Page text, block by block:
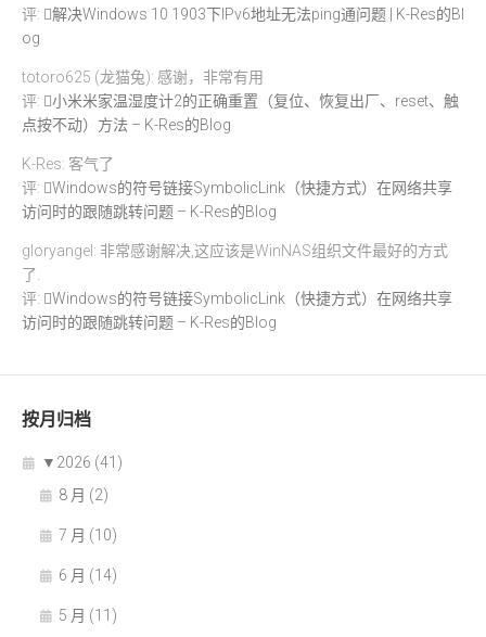
评:
解决Windows 10 1903下IPv6地址无法ping通问题 | K-Res的Bl
og
totoro625 (龙猫兔): 感谢，非常有用
评:
小米米家温湿度计2的正确重置（复位、恢复出厂、reset、触
点按不动）方法 – K-Res的Blog
K-Res: 客气了
评:
Windows的符号链接SymbolicLink（快捷方式）在网络共享
访问时的跟随跳转问题 – K-Res的Blog
gloryangel: 非常感谢解决,这应该是WinNAS组织文件最好的方式
了.
评:
Windows的符号链接SymbolicLink（快捷方式）在网络共享
访问时的跟随跳转问题 – K-Res的Blog
按月归档
▼ 2026 (41)
8 月 (2)
7 月 (10)
6 月 (14)
5 月 (11)